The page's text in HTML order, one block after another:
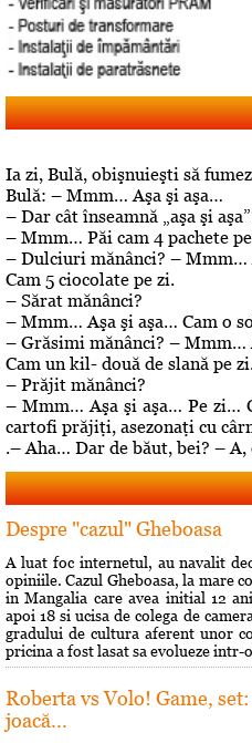
Ia zi, Bulă, obişnuieşti să
Bulă: – Mmm… Aşa şi aşa…
– Dar cât înseamnă „aşa şi
– Mmm… Păi cam 4 pachete
– Dulciuri mănânci? – Mmm…
Cam 5 ciocolate pe zi.
– Sărat mănânci?
– Mmm… Aşa şi aşa… Cam o
– Grăsimi mănânci? – Mmm…
Cam un kil- două de slană pe
– Prăjit mănânci?
– Mmm… Aşa şi aşa… Pe zi…
cartofi prăjiţi, asezonaţi cu
.– Aha… Dar de băut, bei? – A,
Despre "cazul" Gheboasa
A luat foc internetul, au navalit
opiniile. Cazul Gheboasa, la mare
in Mangalia care avea initial 12
apoi 18 si ucisa de colega de
gradului de cultura aferent unor
pricina a fost lasat sa evolueze intr-
Roberta vs Volo! Game,
joacă...